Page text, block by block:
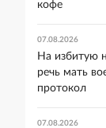
кофе
07.08.2026
На избитую
речь мать
протокол
07.08.2026